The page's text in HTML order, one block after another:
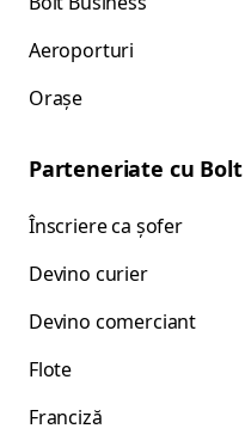
Aeroporturi
Orașe
Parteneriate cu Bolt
Înscriere ca șofer
Devino curier
Devino comerciant
Flote
Franciză